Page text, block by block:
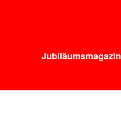
Jubiläumsmagazin